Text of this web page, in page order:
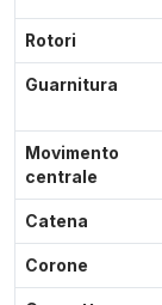
Rotori
Guarnitura
Movimento
centrale
Catena
Corone